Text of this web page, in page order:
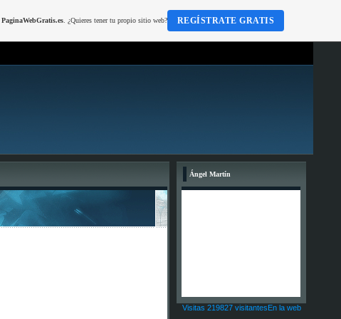
Ángel Martín
Visitas 219827 visitantesEn la web
PaginaWebGratis.es. ¿Quieres tener tu propio sitio web? REGÍSTRATE GRATIS